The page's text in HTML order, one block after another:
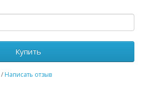
Купить
/ Написать отзыв